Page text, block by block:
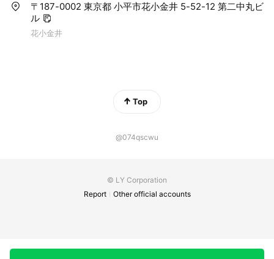
〒187-0002 東京都 小平市花小金井 5-52-12 第二中丸ビ
ル
花小金井
Top
@074qscwu
© LY Corporation
Report
Other official accounts